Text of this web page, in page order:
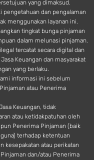
yang dimaksud.
dan pengalaman
menggunakan layanan ini.
tingkat bunga pinjaman
dalam melunasi pinjaman.
tercatat secara digital dan
Keuangan dan masyarakat
yang berlaku.
informasi ini sebelum
atau Penerima
Keuangan, tidak
atau ketidakpatuhan oleh
Penerima Pinjaman (baik
terhadap ketentuan
kesepakatan atau perikatan
dan/atau Penerima